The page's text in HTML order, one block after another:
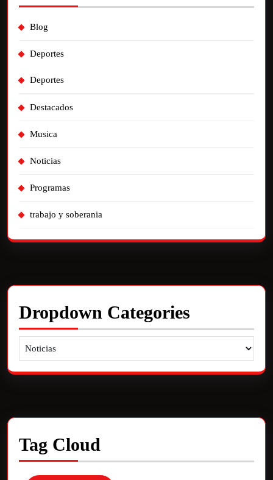
Blog
Deportes
Deportes
Destacados
Musica
Noticias
Programas
trabajo y soberania
Dropdown Categories
Tag Cloud